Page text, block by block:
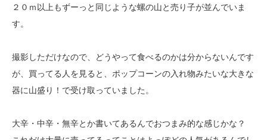
２０ｍ以上もずーっと同じような螺の山と売り子が並んでいま
す。
撮影しただけなので、どうやって食べるのかは分からないんです
が、買ってる 人を見ると、ポップコーンの入れ物みたいな大きな
器に山盛り！で受け取っていました。
大辛・中辛・無辛とか書いてあるんでおつまみ的な感じかな？